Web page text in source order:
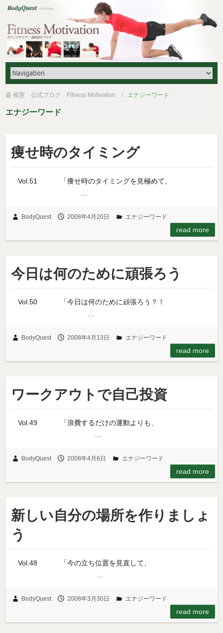
森 俊憲 公式ブログ Fitness Motivation エナジーワード
エナジーワード
痩せ時のタイミング
Vol.51 「痩せ時のタイミングを見極めて、
BodyQuest 2008年4月20日 エナジーワード
read more
今日は何のために頑張ろう
Vol.50 「今日は何のために頑張ろう？！
BodyQuest 2008年4月13日 エナジーワード
read more
ワークアウトで自己投資
Vol.49 「浪費するだけの運動よりも、
BodyQuest 2008年4月6日 エナジーワード
read more
新しい自分の場所を作りましょ
う
Vol.48 「今の立ち位置を見直して、
BodyQuest 2008年3月30日 エナジーワード
read more